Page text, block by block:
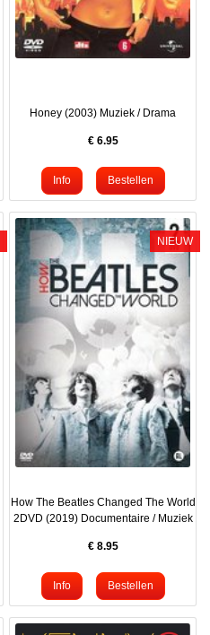
Honey (2003) Muziek / Drama
€ 6.95
NIEUW
How The Beatles Changed The World
2DVD (2019) Documentaire / Muziek
€ 8.95